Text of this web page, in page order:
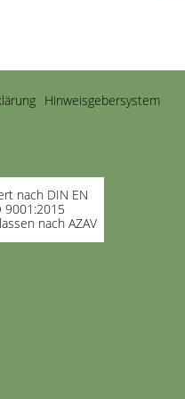
Hinweisgebersystem
nach DIN EN
9001:2015
nach AZAV